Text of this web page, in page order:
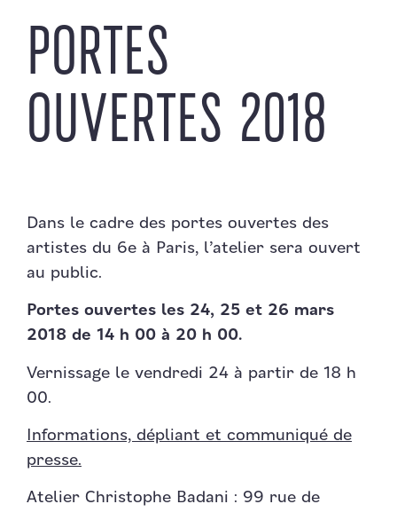
PORTES
OUVERTES 2018
Dans le cadre des portes ouvertes des
artistes du 6e à Paris, l’atelier sera ouvert
au public.
Portes ouvertes les 24, 25 et 26 mars
2018 de 14 h 00 à 20 h 00.
Vernissage le vendredi 24 à partir de 18 h
00.
Informations, dépliant et communiqué de
presse.
Atelier Christophe Badani : 99 rue de